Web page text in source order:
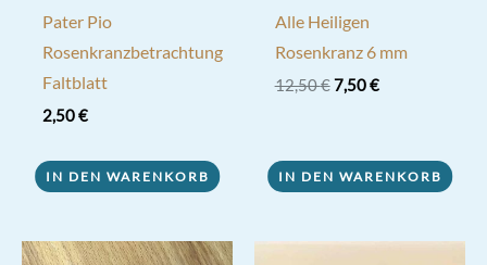
Pater Pio
Rosenkranzbetrachtung
Faltblatt
2,50€
IN DEN WARENKORB
Alle Heiligen
Rosenkranz 6 mm
12,50€ Ursprünglicher
7,50€Aktueller
IN DEN WARENKORB